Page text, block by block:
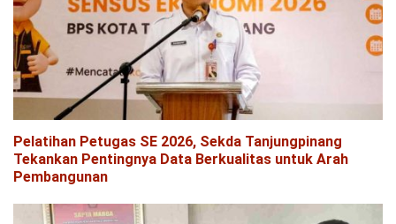
Pelatihan Petugas SE 2026, Sekda Tanjungpinang
Tekankan Pentingnya Data Berkualitas untuk Arah
Pembangunan